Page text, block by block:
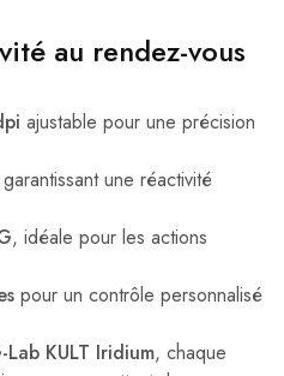
au rendez-vous
ajustable pour une précision
garantissant une réactivité
, idéale pour les actions
pour un contrôle personnalisé
KULT Iridium, chaque